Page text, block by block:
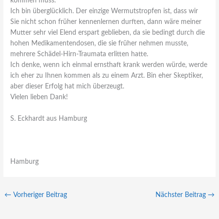
Ich bin überglücklich. Der einzige Wermutstropfen ist, dass wir
Sie nicht schon früher kennenlernen durften, dann wäre meiner
Mutter sehr viel Elend erspart geblieben, da sie bedingt durch die
hohen Medikamentendosen, die sie früher nehmen musste,
mehrere Schädel-Hirn-Traumata erlitten hatte.
Ich denke, wenn ich einmal ernsthaft krank werden würde, werde
ich eher zu Ihnen kommen als zu einem Arzt. Bin eher Skeptiker,
aber dieser Erfolg hat mich überzeugt.
Vielen lieben Dank!
S. Eckhardt aus Hamburg
Hamburg
← Vorheriger Beitrag Nächster Beitrag →